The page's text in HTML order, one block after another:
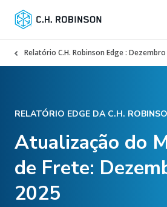
Relatório C.H. Robinson Edge :
RELATÓRIO EDGE DA C.H.
Atualização do
de Frete:
2025